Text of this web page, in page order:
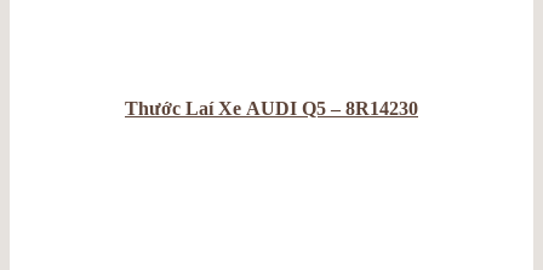
Thước Laí Xe AUDI Q5 – 8R14230